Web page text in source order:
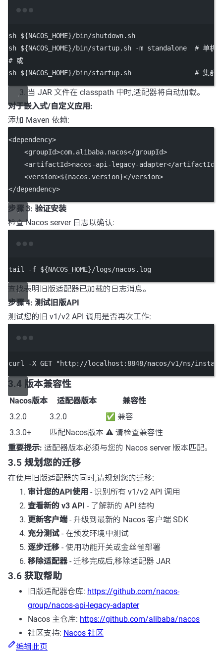
sh ${NACOS_HOME}/bin/shutdown.sh
sh ${NACOS_HOME}/bin/startup.sh -m standalone
# 单机
# 或
sh ${NACOS_HOME}/bin/startup.sh # 集群
当 JAR 文件在 classpath 中时,适配器将自动加载。
对于嵌入式/自定义应用:
添加 Maven 依赖:
<dependency>
    <
groupId>com.alibaba.nacos</groupId>
    <
artifactId>nacos-api-legacy-adapter</artifactId
    <
version>${nacos.version}</version>
</dependency>
步骤 3: 验证安装
检查 Nacos server 日志以确认:
tail -f ${NACOS_HOME}/logs/nacos.log
查找表明旧版适配器已加载的日志消息。
步骤 4: 测试旧版API
测试您的旧 v1/v2 API 调用是否再次工作:
curl -X GET "http://localhost:8848/nacos/v1/ns/
3.4 版本兼容性
Nacos版本 适配器版本
兼容性
3.2.0
3.2.0
✅ 兼容
3.3.0+
匹配Nacos版本 ⚠️ 请检查兼容性
重要提示: 适配器版本必须与您的 Nacos server 版本匹配。
3.5 规划您的迁移
在使用旧版适配器的同时,请规划您的迁移:
审计您的API使用 - 识别所有 v1/v2 API 调用
查看新的 v3 API - 了解新的 API 结构
更新客户端- 升级到最新的 Nacos 客户端 SDK
充分测试 - 在预发环境中测试
逐步迁移 - 使用功能开关或金丝雀部署
移除适配器- 迁移完成后,移除适配器 JAR
3.6 获取帮助
旧版适配器仓库: https://github.com/nacos-
group/nacos-api-legacy-adapter
Nacos 主仓库: https://github.com/alibaba/nacos
社区支持: Nacos 社区
编辑此页